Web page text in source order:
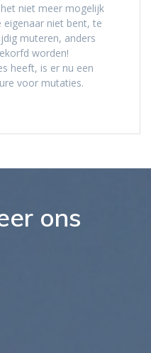
niet meer mogelijk
niet bent, te
muteren, anders
worden!
heeft, is er nu een
voor mutaties.
ons